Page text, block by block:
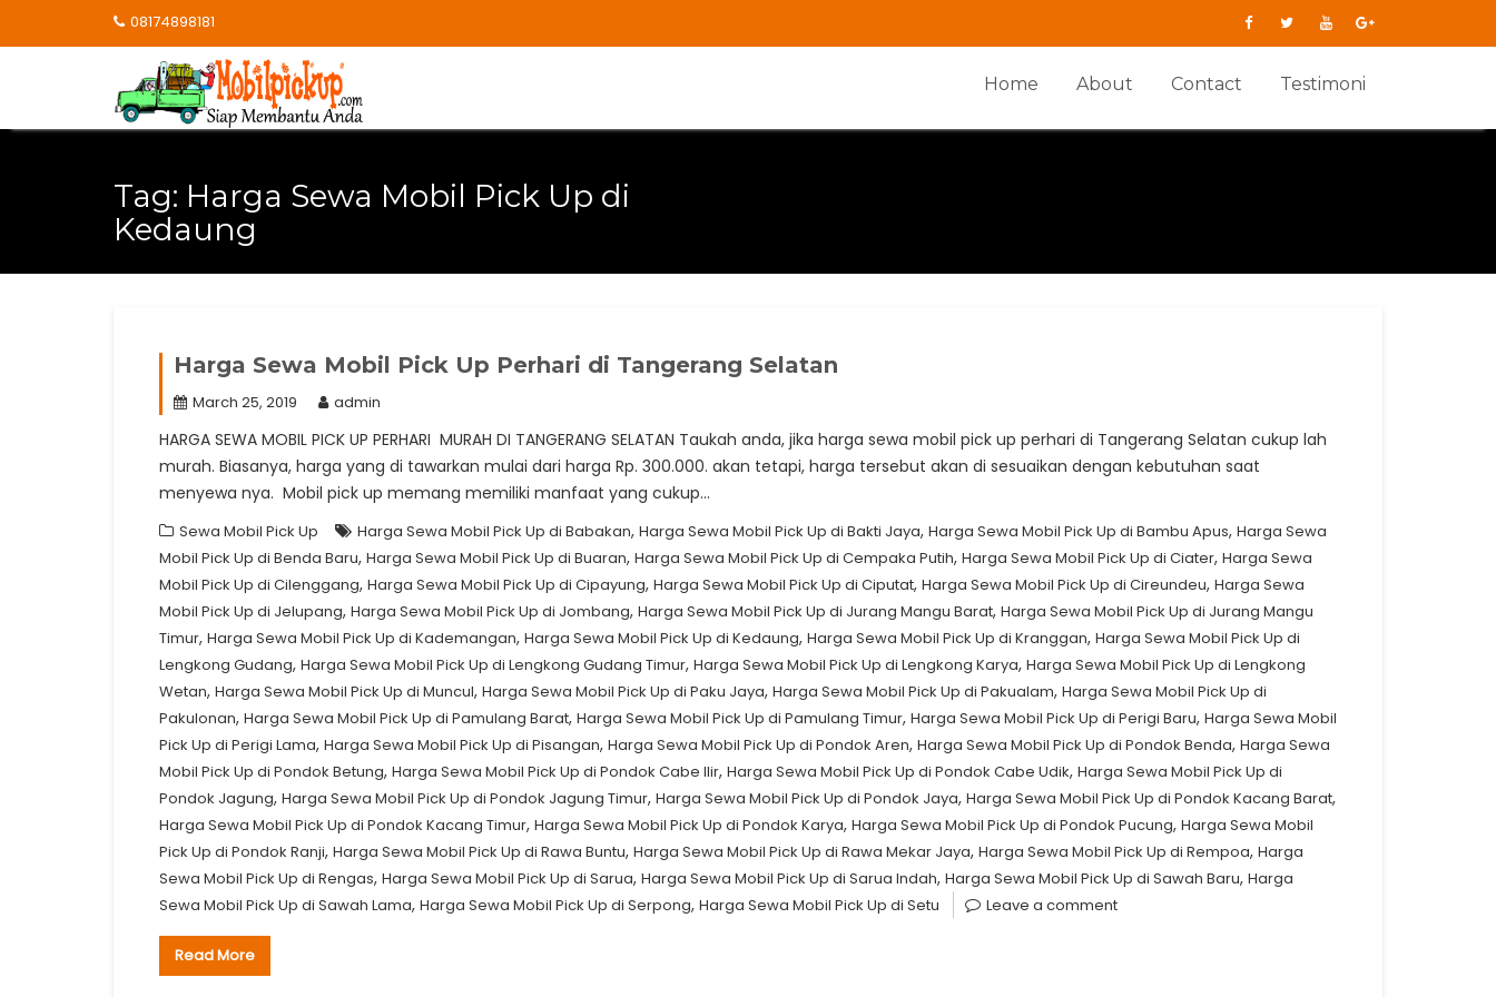
08174898181
Home About Contact Testimoni
Tag: Harga Sewa Mobil Pick Up di
Kedaung
Harga Sewa Mobil Pick Up Perhari di Tangerang Selatan
March 25, 2019 admin
HARGA SEWA MOBIL PICK UP PERHARI MURAH DI TANGERANG SELATAN Taukah anda, jika harga sewa mobil pick up perhari di Tangerang Selatan cukup lah
murah. Biasanya, harga yang di tawarkan mulai dari harga Rp. 300.000. akan tetapi, harga tersebut akan di sesuaikan dengan kebutuhan saat
menyewa nya. Mobil pick up memang memiliki manfaat yang cukup…
Sewa Mobil Pick Up Harga Sewa Mobil Pick Up di Babakan, Harga Sewa Mobil Pick Up di Bakti Jaya, Harga Sewa Mobil Pick Up di Bambu Apus, Harga Sewa
Mobil Pick Up di Benda Baru, Harga Sewa Mobil Pick Up di Buaran, Harga Sewa Mobil Pick Up di Cempaka Putih, Harga Sewa Mobil Pick Up di Ciater, Harga Sewa
Mobil Pick Up di Cilenggang, Harga Sewa Mobil Pick Up di Cipayung, Harga Sewa Mobil Pick Up di Ciputat, Harga Sewa Mobil Pick Up di Cireundeu, Harga Sewa
Mobil Pick Up di Jelupang, Harga Sewa Mobil Pick Up di Jombang, Harga Sewa Mobil Pick Up di Jurang Mangu Barat, Harga Sewa Mobil Pick Up di Jurang Mangu
Timur, Harga Sewa Mobil Pick Up di Kademangan, Harga Sewa Mobil Pick Up di Kedaung, Harga Sewa Mobil Pick Up di Kranggan, Harga Sewa Mobil Pick Up di
Lengkong Gudang, Harga Sewa Mobil Pick Up di Lengkong Gudang Timur, Harga Sewa Mobil Pick Up di Lengkong Karya, Harga Sewa Mobil Pick Up di Lengkong
Wetan, Harga Sewa Mobil Pick Up di Muncul, Harga Sewa Mobil Pick Up di Paku Jaya, Harga Sewa Mobil Pick Up di Pakualam, Harga Sewa Mobil Pick Up di
Pakulonan, Harga Sewa Mobil Pick Up di Pamulang Barat, Harga Sewa Mobil Pick Up di Pamulang Timur, Harga Sewa Mobil Pick Up di Perigi Baru, Harga Sewa Mobil
Pick Up di Perigi Lama, Harga Sewa Mobil Pick Up di Pisangan, Harga Sewa Mobil Pick Up di Pondok Aren, Harga Sewa Mobil Pick Up di Pondok Benda, Harga Sewa
Mobil Pick Up di Pondok Betung, Harga Sewa Mobil Pick Up di Pondok Cabe Ilir, Harga Sewa Mobil Pick Up di Pondok Cabe Udik, Harga Sewa Mobil Pick Up di
Pondok Jagung, Harga Sewa Mobil Pick Up di Pondok Jagung Timur, Harga Sewa Mobil Pick Up di Pondok Jaya, Harga Sewa Mobil Pick Up di Pondok Kacang Barat,
Harga Sewa Mobil Pick Up di Pondok Kacang Timur, Harga Sewa Mobil Pick Up di Pondok Karya, Harga Sewa Mobil Pick Up di Pondok Pucung, Harga Sewa Mobil
Pick Up di Pondok Ranji, Harga Sewa Mobil Pick Up di Rawa Buntu, Harga Sewa Mobil Pick Up di Rawa Mekar Jaya, Harga Sewa Mobil Pick Up di Rempoa, Harga
Sewa Mobil Pick Up di Rengas, Harga Sewa Mobil Pick Up di Sarua, Harga Sewa Mobil Pick Up di Sarua Indah, Harga Sewa Mobil Pick Up di Sawah Baru, Harga
Sewa Mobil Pick Up di Sawah Lama, Harga Sewa Mobil Pick Up di Serpong, Harga Sewa Mobil Pick Up di Setu Leave a comment
Read More